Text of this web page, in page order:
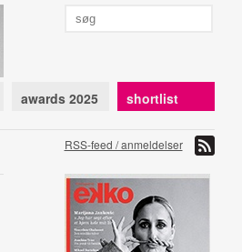
awards 2025 shortlist
RSS-feed / anmeldelser